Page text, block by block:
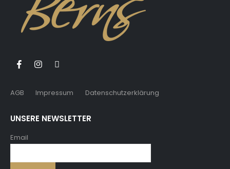
AGB Impressum Datenschutzerklärung
UNSERE NEWSLETTER
Email